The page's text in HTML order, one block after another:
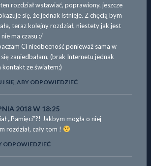
rozdział wstawiać, poprawiony, jeszcze
się, że jednak istnieje. Z chęcią bym
teraz kolejny rozdział, niestety jak jest
ma czasu :/
Ci nieobecność ponieważ sama w
zaniedbałam, (brak Internetu jednak
kontakt ze światem;)
SIĘ, ABY ODPOWIEDZIEĆ
2018 W 18:25
,,Pamięci”?! Jakbym mogła o niej
rozdział, cały tom !
ODPOWIEDZIEĆ